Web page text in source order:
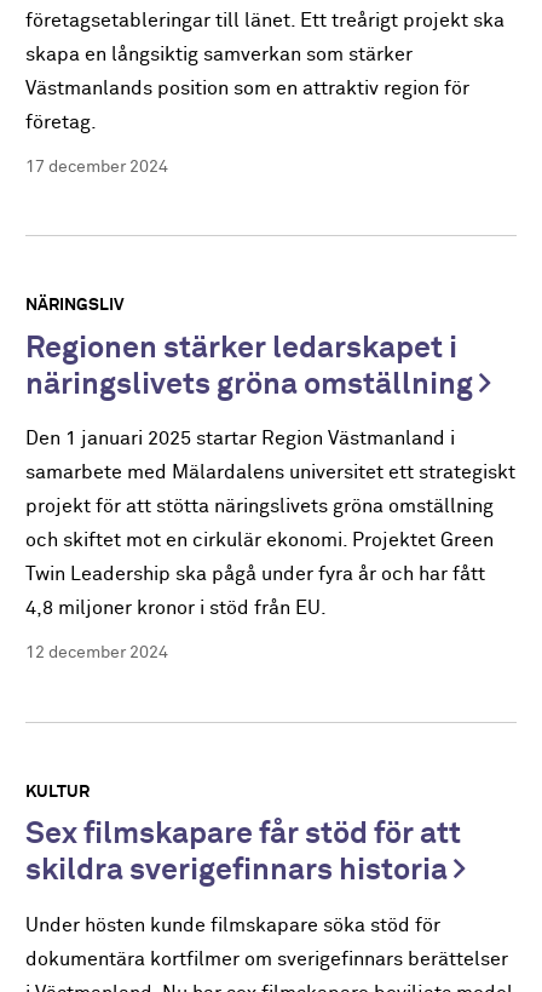
företagsetableringar till länet. Ett treårigt projekt ska
skapa en långsiktig samverkan som stärker
Västmanlands position som en attraktiv region för
företag.
17 december 2024
NÄRINGSLIV
Regionen stärker ledarskapet i
näringslivets gröna omställning
Den 1 januari 2025 startar Region Västmanland i
samarbete med Mälardalens universitet ett strategiskt
projekt för att stötta näringslivets gröna omställning
och skiftet mot en cirkulär ekonomi. Projektet Green
Twin Leadership ska pågå under fyra år och har fått
4,8 miljoner kronor i stöd från EU.
12 december 2024
KULTUR
Sex filmskapare får stöd för att
skildra sverigefinnars historia
Under hösten kunde filmskapare söka stöd för
dokumentära kortfilmer om sverigefinnars berättelser